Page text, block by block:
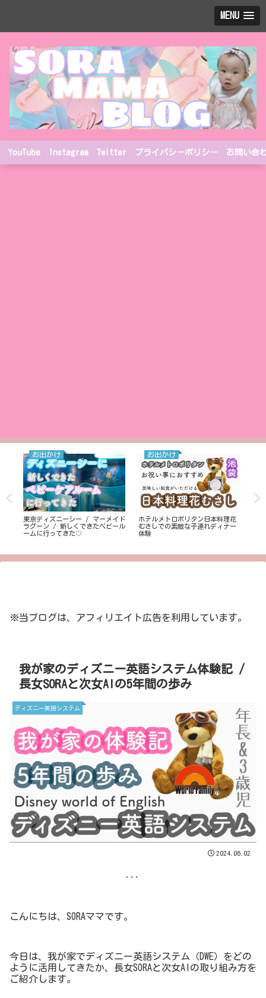
MENU
YouTube Instagram Twitter プライバシーポリシー お問い合
お出かけ
東京ディズニーシー / マーメイド
ラグーン / 新しくできたベビール
ームに行ってきた♡
お出かけ
ホテルメトロポリタン日本料理花
むさしでの素敵な子連れディナー
体験
※当ブログは、アフィリエイト広告を利用しています。
我が家のディズニー英語システム体験記 /
長女SORAと次女AIの5年間の歩み
ディズニー英語システム
2024.06.02
こんにちは、SORAママです。
今日は、我が家でディズニー英語システム（DWE）をどの
ように活用してきたか、長女SORAと次女AIの取り組み方を
ご紹介します。